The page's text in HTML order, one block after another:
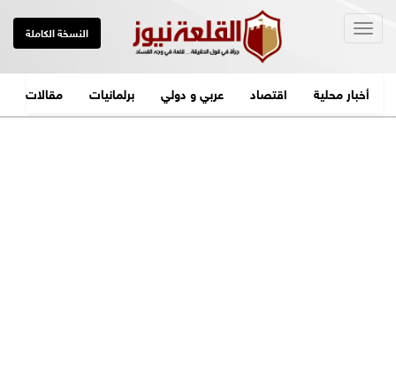
النسخة الكاملة
أخبار محلية اقتصاد عربي و دولي برلمانيات مقالات